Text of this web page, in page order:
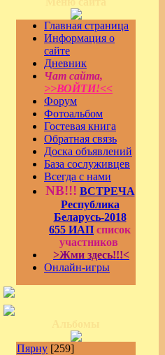
Главная страница
Информация о
сайте
Дневник
Чат сайта,
>>ВОЙТИ!<<
Форум
Фотоальбом
Гостевая книга
Обратная связь
Доска объявлений
База сослуживцев
Всегда с нами
NB!!! ВСТРЕЧА
Республика
Беларусь-2018
655 ИАП список
участников
>Жми здесь!!!<
Онлайн-игры
Пярну [259]